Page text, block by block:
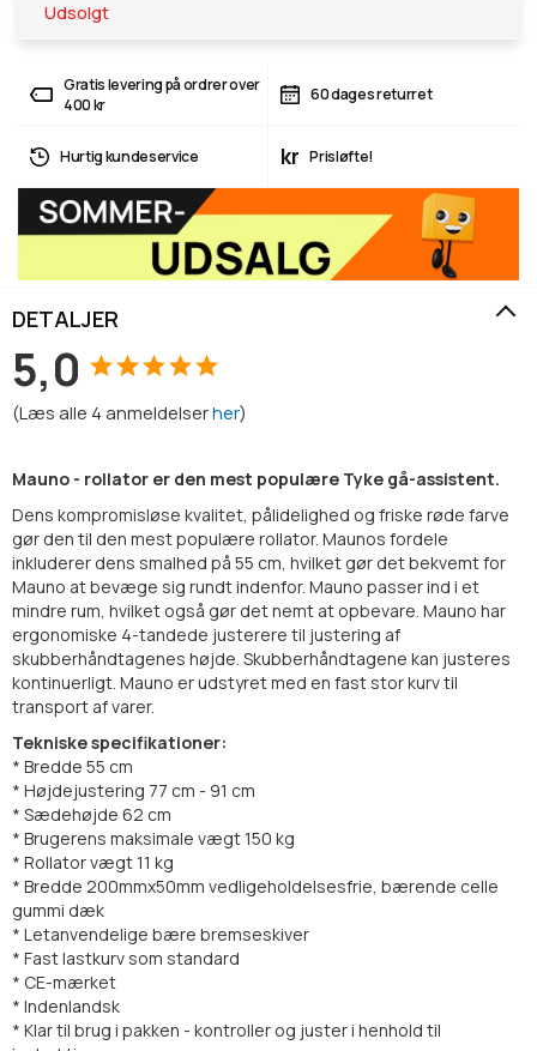
Udsolgt
Gratis levering på ordrer over
400 kr
60 dages returret
Hurtig kundeservice kr Prisløfte!
DETALJER
5,0
(Læs alle 4anmeldelserher)
Mauno - rollator er den mest populære Tyke gå-assistent.
Dens kompromisløse kvalitet, pålidelighed og friske røde farve
gør den til den mest populære rollator. Maunos fordele
inkluderer dens smalhed på 55 cm, hvilket gør det bekvemt for
Mauno at bevæge sig rundt indenfor. Mauno passer ind i et
mindre rum, hvilket også gør det nemt at opbevare. Mauno har
ergonomiske 4-tandede justerere til justering af
skubberhåndtagenes højde. Skubberhåndtagene kan justeres
kontinuerligt. Mauno er udstyret med en fast stor kurv til
transport af varer.
Tekniske specifikationer:
* Bredde 55 cm
* Højdejustering 77 cm - 91 cm
* Sædehøjde 62 cm
* Brugerens maksimale vægt 150 kg
* Rollator vægt 11 kg
* Bredde 200mmx50mm vedligeholdelsesfrie, bærende celle
gummi dæk
* Letanvendelige bære bremseskiver
* Fast lastkurv som standard
* CE-mærket
* Indenlandsk
* Klar til brug i pakken - kontroller og juster i henhold til